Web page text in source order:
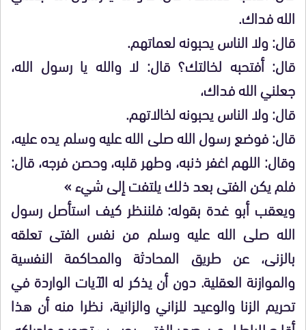
الله فداك.
قال: ولا الناس يحبونه لعماتهم.
قال: أفتحبه لخالتك؟ قال: لا والله يا رسول الله،
جعلني الله فداك،
قال: ولا الناس يحبونه لخالاتهم.
قال: فوضع رسول الله صلى الله عليه وسلم يده عليه،
وقال: اللهم اغفر ذنبه، وطهر قلبه، وحصن فرجه، قال:
فلم يكن الفتى بعد ذلك يلتفت إلى شيء »
ويعقب أبو غدة بقوله: فلننظر كيف استأصل رسول
الله صلى الله عليه وسلم من نفس الفتى تعلقه
بالزنى، عن طريق المحادثة والمحاكمة النفسية
والموازنة العقلية. دون أن يذكر له الآيات الواردة في
تحريم الزنا والوعيد للزاني والزانية، نظرا منه أن هذا